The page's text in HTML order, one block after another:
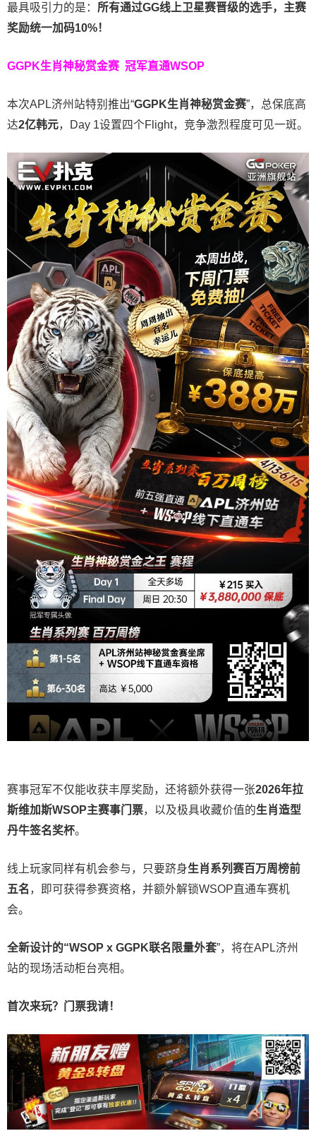
最具吸引力的是： 所有通过GG线上卫星赛晋级的选手，主赛
奖励统一加码10%！
GGPK生肖神秘赏金赛 冠军直通WSOP
本次APL济州站特别推出“GGPK生肖神秘赏金赛”，总保底高
达2亿韩元，Day 1设置四个Flight，竞争激烈程度可见一斑。
赛事冠军不仅能收获丰厚奖励，还将额外获得一张2026年拉
斯维加斯WSOP主赛事门票，以及极具收藏价值的生肖造型
丹牛签名奖杯。
线上玩家同样有机会参与，只要跻身生肖系列赛百万周榜前
五名 ，即可获得参赛资格，并额外解锁WSOP直通车赛机
会。
全新设计的“WSOP x GGPK联名限量外套”，将在APL济州
站的现场活动柜台亮相。
首次来玩？门票我请！